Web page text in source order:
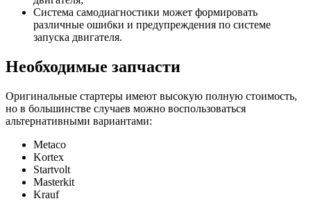
Система самодиагностики может формировать
различные ошибки и предупреждения по системе
запуска двигателя.
Необходимые запчасти
Оригинальные стартеры имеют высокую полную стоимость,
но в большинстве случаев можно воспользоваться
альтернативными вариантами:
Metaco
Kortex
Startvolt
Masterkit
Krauf